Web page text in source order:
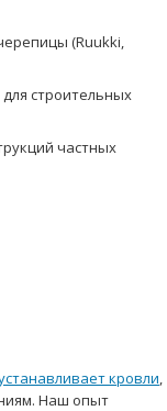
(Ruukki,
строительных
частных
кровли,
Наш опыт